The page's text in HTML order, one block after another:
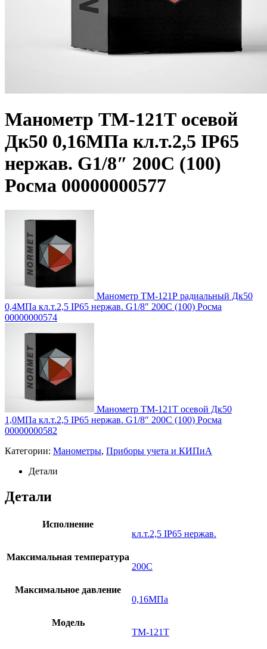
Манометр ТМ-121Т осевой
Дк50 0,16МПа кл.т.2,5 IP65
нержав. G1/8″ 200C (100)
Росма 00000000577
Манометр ТМ-121Р радиальный Дк50
0,4МПа кл.т.2,5 IP65 нержав. G1/8″ 200C (100) Росма
00000000574
Манометр ТМ-121Т осевой Дк50
1,0МПа кл.т.2,5 IP65 нержав. G1/8″ 200C (100) Росма
00000000582
Категории: Манометры, Приборы учета и КИПиА
Детали
Детали
Исполнение
кл.т.2,5 IP65 нержав.
Максимальная температура
200C
Максимальное давление
0,16МПа
Модель
ТМ-121Т